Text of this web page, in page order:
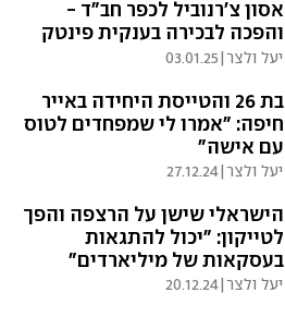
אסון צ'רנוביל לכפר חב"ד -
והפכה לבכירה בענקית פינטק
יעל ולצר|
03.01.25
בת 26 והטייסת היחידה באייר
חיפה: "אמרו לי שמפחדים לטוס
עם אישה"
יעל ולצר|
27.12.24
הישראלי שישן על הרצפה והפך
לטייקון: "יכול להתגאות
בעסקאות של מיליארדים"
יעל ולצר|
20.12.24